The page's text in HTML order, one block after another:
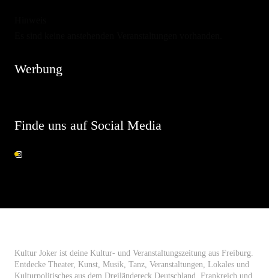
Werbung
Finde uns auf Social Media
Kultur Joker ist deine Kultur- und Veranstaltungszeitung aus Freiburg.
Entdecke Theater, Kunst, Musik, Tanz, Veranstaltungen, Lokales und
Kulturpolitisches aus dem Dreiländereck Deutschland, Frankreich und